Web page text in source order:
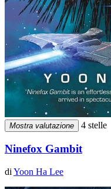
Mostra valutazione 4 stelle
Ninefox Gambit
di Yoon Ha Lee